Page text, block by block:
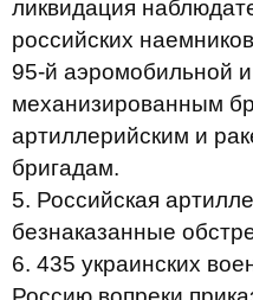
ликвидация
российских
95-й аэромобильной
механизированным
артиллерийским и
бригадам.
5. Российская
безнаказанные
6. 435 украинских